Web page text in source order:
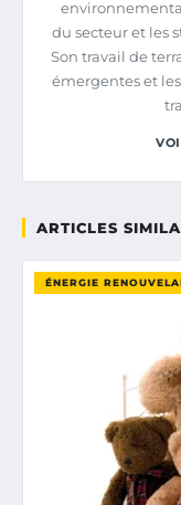
du secteur et les
Son travail de
émergentes et
ARTICLES
ÉNERGIE